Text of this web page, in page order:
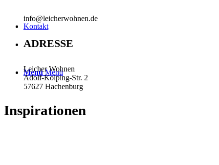
Kontakt
Menü Menü
info@leicherwohnen.de
ADRESSE
Leicher Wohnen
Adolf-Kolping-Str. 2
57627 Hachenburg
Inspirationen